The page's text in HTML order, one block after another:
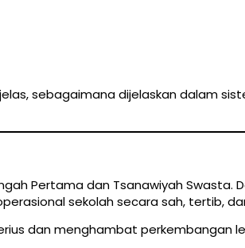
sebagaimana dijelaskan dalam
Pertama dan Tsanawiyah Swasta.
sekolah secara sah, tertib,
dan menghambat perkembangan